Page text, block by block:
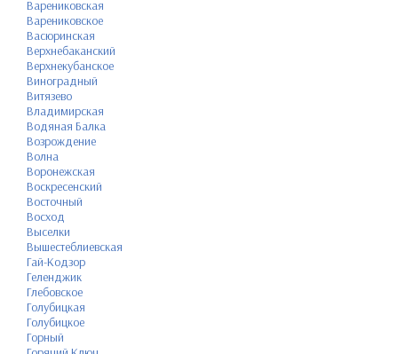
Варениковская
Варениковское
Васюринская
Верхнебаканский
Верхнекубанское
Виноградный
Витязево
Владимирская
Водяная Балка
Возрождение
Волна
Воронежская
Воскресенский
Восточный
Восход
Выселки
Вышестеблиевская
Гай-Кодзор
Геленджик
Глебовское
Голубицкая
Голубицкое
Горный